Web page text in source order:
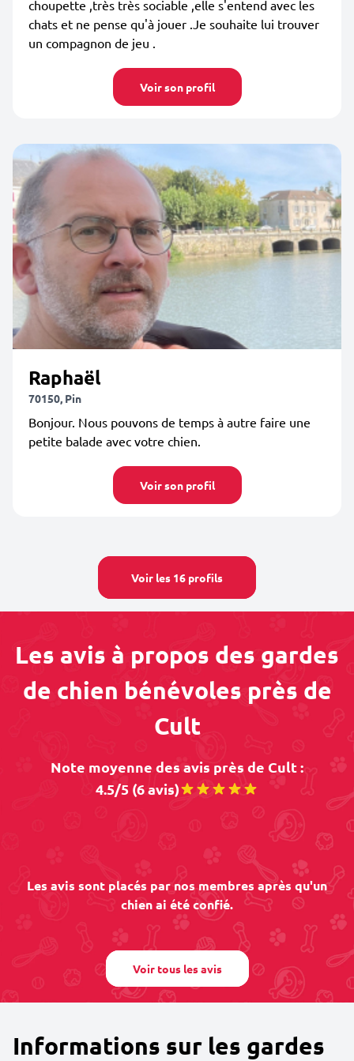
choupette ,très très sociable ,elle s'entend avec les
chats et ne pense qu'à jouer .Je souhaite lui trouver
un compagnon de jeu .
Voir son profil
Raphaël
70150, Pin
Bonjour. Nous pouvons de temps à autre faire une
petite balade avec votre chien.
Voir son profil
Voir les 16 profils
Les avis à propos des gardes
de chien bénévoles près de
Cult
Note moyenne des avis près de Cult :
4.5/5 (6 avis)
Les avis sont placés par nos membres après qu'un
chien ai été confié.
Voir tous les avis
Informations sur les gardes